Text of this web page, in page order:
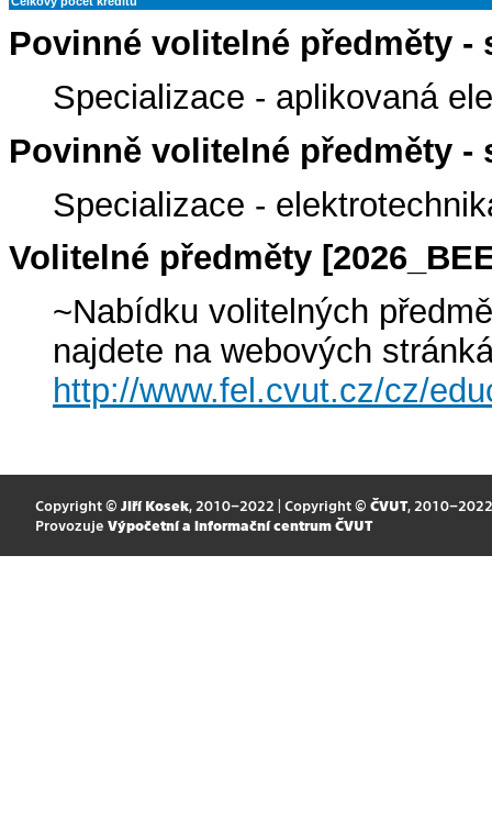
Povinné volitelné předměty -
Specializace - aplikovaná
Povinně volitelné předměty -
Specializace -
Volitelné předměty
~Nabídku volitelných
najdete na webových
http://www.fel.cvut.cz/cz/
Copyright © Jiří Kosek, 2010–2022 | Copyright © ČVUT, 2010–2022
Provozuje Výpočetní a informační centrum ČVUT